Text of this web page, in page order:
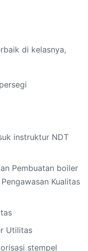
di kelasnya,
instruktur NDT
Pembuatan boiler
Kualitas
Utilitas
stempel